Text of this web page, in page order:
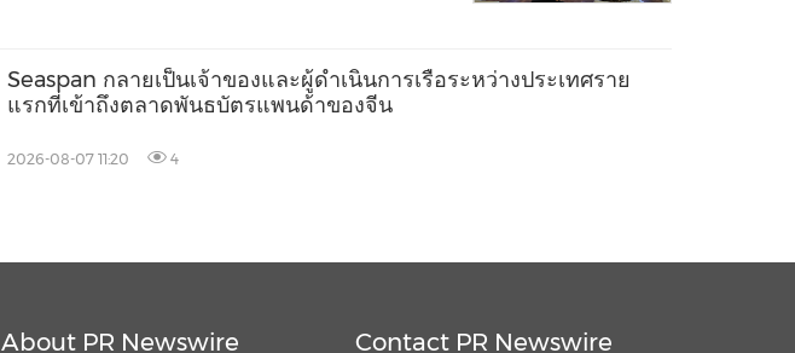
Seaspan กลายเป็นเจ้าของและผู้ดำเนินการเรือระหว่างประเทศราย
แรกที่เข้าถึงตลาดพันธบัตรแพนด้าของจีน
2026-08-07 11:20 4
About PR Newswire Contact PR Newswire